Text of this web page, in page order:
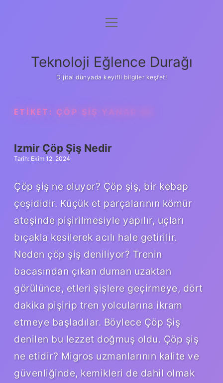
Anasayfa
Yasal Uyarı
menüyü
Teknoloji Eğlence Durağı
Dijital dünyada keyifli bilgiler keşfet!
ETIKET: ÇÖP ŞIŞ YANAR MI
Izmir Çöp Şiş Nedir
Tarih: Ekim 12, 2024
Çöp şiş ne oluyor? Çöp şiş, bir kebap
çeşididir. Küçük et parçalarının kömür
ateşinde pişirilmesiyle yapılır, uçları
bıçakla kesilerek acılı hale getirilir.
Neden çöp şiş deniliyor? Trenin
bacasından çıkan duman uzaktan
görülünce, etleri şişlere geçirmeye, dört
dakika pişirip tren yolcularına ikram
etmeye başladılar. Böylece Çöp Şiş
denilen bu lezzet doğmuş oldu. Çöp şiş
ne etidir? Migros uzmanlarının kalite ve
güvenliğinde, kemikleri de dahil olmak